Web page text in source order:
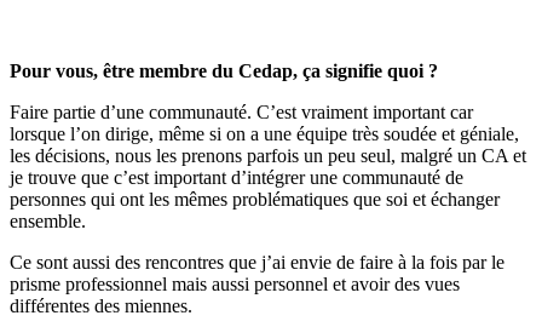
Pour vous, être membre du Cedap, ça signifie quoi ?
Faire partie d’une communauté. C’est vraiment important car
lorsque l’on dirige, même si on a une équipe très soudée et géniale,
les décisions, nous les prenons parfois un peu seul, malgré un CA et
je trouve que c’est important d’intégrer une communauté de
personnes qui ont les mêmes problématiques que soi et échanger
ensemble.
Ce sont aussi des rencontres que j’ai envie de faire à la fois par le
prisme professionnel mais aussi personnel et avoir des vues
différentes des miennes.